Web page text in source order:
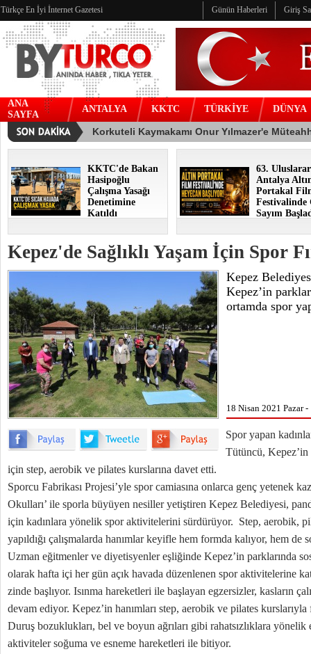
Türkçe En İyi İnternet Gazetesi Günün Haberleri Giriş
ANA
SAYFA
ANTALYA KKTC TÜRKİYE DÜNYA
KKTC'de Bakan
Hasipoğlu
Çalışma Yasağı
Denetimine
Katıldı
63.
Antalya
Portakal
Festivalinde
Sayım
Kepez'de Sağlıklı Yaşam İçin Spor
Kepez
Kepez’in
ortamda spor
18 Nisan 2021 Pazar
Spor yapan
Tütüncü, Kepez’in
için step, aerobik ve pilates kurslarına davet etti.
Sporcu Fabrikası Projesi’yle spor camiasına onlarca genç yetenek
Okulları’ ile sporla büyüyen nesiller yetiştiren Kepez Belediyesi,
için kadınlara yönelik spor aktivitelerini sürdürüyor. Step, aerobik,
yapıldığı çalışmalarda hanımlar keyifle hem formda kalıyor, hem de
Uzman eğitmenler ve diyetisyenler eşliğinde Kepez’in parklarında
olarak hafta içi her gün açık havada düzenlenen spor aktivitelerine
zinde başlıyor. Isınma hareketleri ile başlayan egzersizler, kasların
devam ediyor. Kepez’in hanımları step, aerobik ve pilates
Duruş bozuklukları, bel ve boyun ağrıları gibi rahatsızlıklara yönelik
aktiviteler soğuma ve esneme hareketleri ile bitiyor.